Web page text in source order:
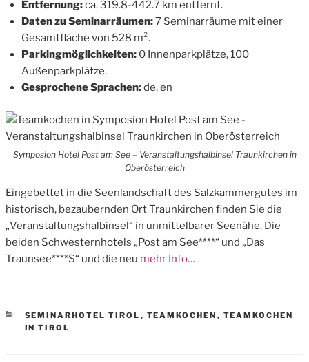
Entfernung:ca. 319.8-442.7 km entfernt.
Daten zu Seminarräumen:7 Seminarräume mit einer
Gesamtfläche von 528 m².
Parkingmöglichkeiten: 0 Innenparkplätze, 100
Außenparkplätze.
Gesprochene Sprachen:de, en
Symposion Hotel Post am See – Veranstaltungshalbinsel Traunkirchen in
Oberösterreich
Eingebettet in die Seenlandschaft des Salzkammergutes im
historisch, bezaubernden Ort Traunkirchen finden Sie die
„Veranstaltungshalbinsel“ in unmittelbarer Seenähe. Die
beiden Schwesternhotels „Post am See****“ und „Das
Traunsee****S“ und die neu mehr Info…
CATEGORIES
SEMINARHOTEL TIROL , TEAMKOCHEN , TEAMKOCHEN
IN TIROL